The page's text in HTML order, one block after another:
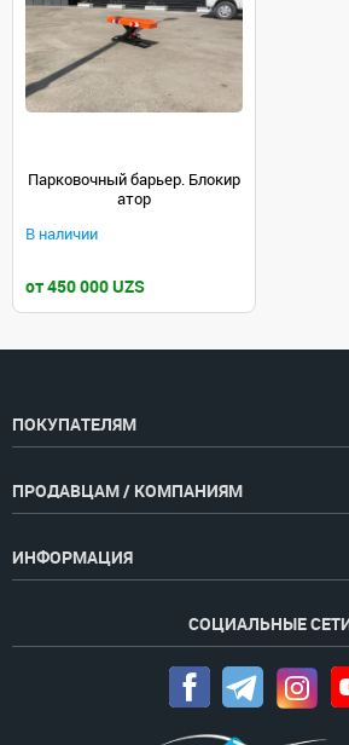
Парковочный барьер. Блокир
атор
В наличии
от 450 000 UZS
ПОКУПАТЕЛЯМ
ПРОДАВЦАМ / КОМПАНИЯМ
ИНФОРМАЦИЯ
СОЦИАЛЬНЫЕ